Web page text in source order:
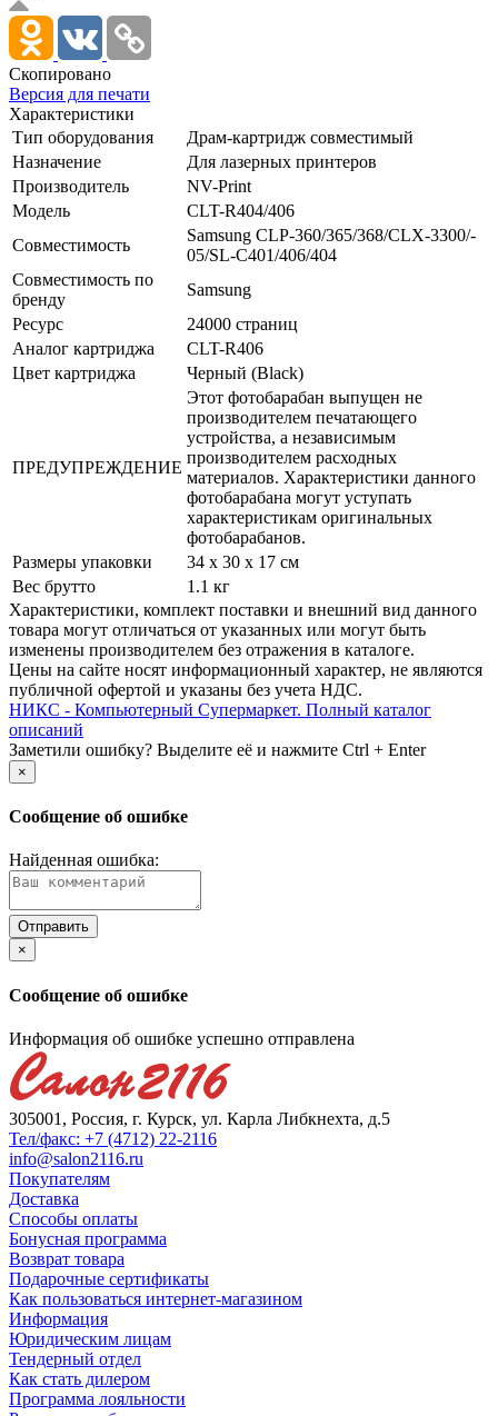
Скопировано
Версия для печати
Характеристики
Тип оборудования
Драм-картридж совместимый
Назначение
Для лазерных принтеров
Производитель
NV-Print
Модель
CLT-R404/­406
Совместимость
Samsung CLP-360/­365/­368/­CLX-3300/­
05/­SL-C401/­406/­404
Совместимость по
бренду
Samsung
Ресурс
24000 страниц
Аналог картриджа
CLT-R406
Цвет картриджа
Черный (Black)
ПРЕДУПРЕЖДЕНИЕ
Этот фотобарабан выпущен не
производителем печатающего
устройства, а независимым
производителем расходных
материалов. Характеристики данного
фотобарабана могут уступать
характеристикам оригинальных
фотобарабанов.
Размеры упаковки
34 x 30 x 17 см
Вес брутто
1.1 кг
Xарактеристики, комплект поставки и внешний вид данного
товара могут отличаться от указанных или могут быть
изменены производителем без отражения в каталоге.
Цены на сайте носят информационный характер, не являются
публичной офертой и указаны без учета НДС.
НИКС - Компьютерный Cупермаркет. Полный каталог
описаний
Заметили ошибку? Выделите её и нажмите Ctrl + Enter
×
Сообщение об ошибке
Найденная ошибка:
×
Сообщение об ошибке
Информация об ошибке успешно отправлена
305001, Россия, г. Курск, ул. Карла Либкнехта, д.5
Тел/факс: +7 (4712) 22-2116
info@salon2116.ru
Покупателям
Доставка
Способы оплаты
Бонусная программа
Возврат товара
Подарочные сертификаты
Как пользоваться интернет-магазином
Информация
Юридическим лицам
Тендерный отдел
Как стать дилером
Программа лояльности